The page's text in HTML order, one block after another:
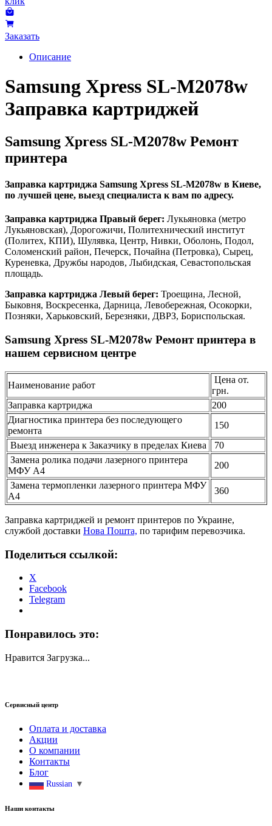
Заказать
Описание
Samsung Xpress SL-M2078w
Заправка картриджей
Samsung Xpress SL-M2078w Ремонт
принтера
Заправка картриджа Samsung Xpress SL-M2078w в Киеве,
по лучшей цене, выезд специалиста к вам по адресу.
Заправка картриджа Правый берег: Лукьяновка (метро
Лукьяновская), Дорогожичи, Политехнический институт
(Политех, КПИ), Шулявка, Центр, Нивки, Оболонь, Подол,
Соломенский район, Печерск, Почайна (Петровка), Сырец,
Куреневка, Дружбы народов, Лыбидская, Севастопольская
площадь.
Заправка картриджа Левый берег: Троещина, Лесной,
Быковня, Воскресенка, Дарница, Левобережная, Осокорки,
Позняки, Харьковский, Березняки, ДВРЗ, Бориспольская.
Samsung Xpress SL-M2078w Ремонт принтера в
нашем сервисном центре
Наименование работ
Цена от.
грн.
Заправка картриджа
200
Диагностика принтера без последующего
ремонта
150
Выезд инженера к Заказчику в пределах Киева
70
Замена ролика подачи лазерного принтера
МФУ А4
200
Замена термопленки лазерного принтера МФУ
А4
360
Заправка картриджей и ремонт принтеров по Украине,
службой доставки Нова Пошта, по тарифим перевозчика.
Поделиться ссылкой:
X
Facebook
Telegram
Понравилось это:
Нравится Загрузка...
Сервисный центр
Оплата и доставка
Акции
О компании
Контакты
Блог
Russian ▼
Наши контакты